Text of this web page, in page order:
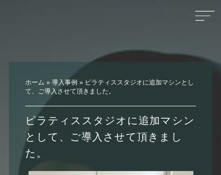
ホーム » 導入事例 » ピラティススタジオに追加マシンとし
て、ご導入させて頂きました。
ピラティススタジオに追加マシン
として、ご導入させて頂きまし
た。